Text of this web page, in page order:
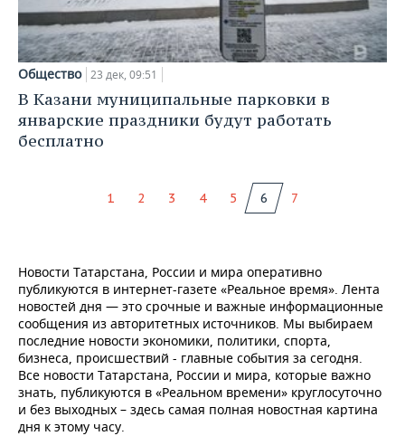
Общество 23 дек, 09:51
В Казани муниципальные парковки в
январские праздники будут работать
бесплатно
1 2 3 4 5 6 7
Новости Татарстана, России и мира оперативно
публикуются в интернет-газете «Реальное время». Лента
новостей дня — это срочные и важные информационные
сообщения из авторитетных источников. Мы выбираем
последние новости экономики, политики, спорта,
бизнеса, происшествий - главные события за сегодня.
Все новости Татарстана, России и мира, которые важно
знать, публикуются в «Реальном времени» круглосуточно
и без выходных – здесь самая полная новостная картина
дня к этому часу.